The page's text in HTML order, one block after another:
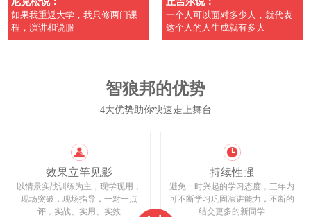
如果我重返大学，我只修两门课
程，演讲和说服
一个人可以面对多少人，就代表
这个人的人生成就有多大
智狼邦的优势
4大优势助你快速走上舞台
效果立竿见影
以情景实战训练为主，现学现用，
现场突破，现场指导，一对一点
评，实战、实用、实效
持续性强
避免一时兴起的学习态度，三年内
可不断学习巩固演讲能力，不断的
结交更多的新同学